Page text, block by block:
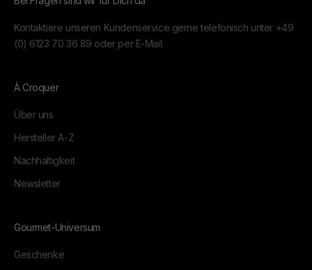
Kontaktiere unseren Kundenservice gerne telefonisch unter +49
(0) 6123 70 36 89 oder per E-Mail.
À Croquer
Über uns
Hersteller A-Z
Nachhaltigkeit
Newsletter
Gourmet-Universum
Geschenke